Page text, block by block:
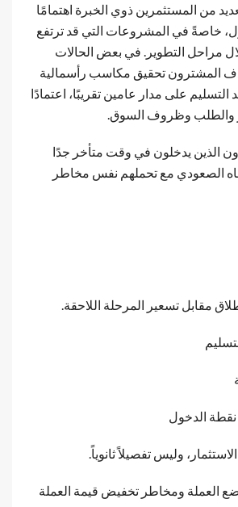
من المستثمرين ذوي الخبرة اهتمامًا
خاصةً في المشروعات التي قد ترتفع
مراحل التطوير. في بعض الحالات
المشترون تحقيق مكاسب رأسمالية
25% عند التسليم على مدار عامين تقريبًا، اعتمادًا
والطلب وظروف السوق.
الذين يدخلون في وقت متأخر جدًا
الصعودي مع تحملهم نفس مخاطر
مقابل تسعير المرحلة اللاحقة.
الدخول
وليس تفصيلاً ثانوياً.